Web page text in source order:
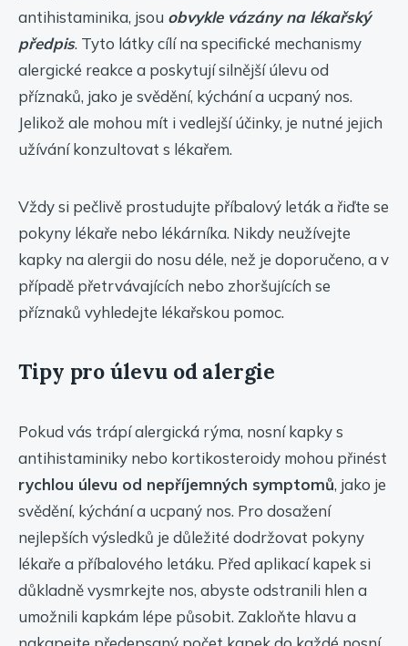
antihistaminika, jsou obvykle vázány na lékařský
předpis. Tyto látky cílí na specifické mechanismy
alergické reakce a poskytují silnější úlevu od
příznaků, jako je svědění, kýchání a ucpaný nos.
Jelikož ale mohou mít i vedlejší účinky, je nutné jejich
užívání konzultovat s lékařem.
Vždy si pečlivě prostudujte příbalový leták a řiďte se
pokyny lékaře nebo lékárníka. Nikdy neužívejte
kapky na alergii do nosu déle, než je doporučeno, a v
případě přetrvávajících nebo zhoršujících se
příznaků vyhledejte lékařskou pomoc.
Tipy pro úlevu od alergie
Pokud vás trápí alergická rýma, nosní kapky s
antihistaminiky nebo kortikosteroidy mohou přinést
rychlou úlevu od nepříjemných symptomů, jako je
svědění, kýchání a ucpaný nos. Pro dosažení
nejlepších výsledků je důležité dodržovat pokyny
lékaře a příbalového letáku. Před aplikací kapek si
důkladně vysmrkejte nos, abyste odstranili hlen a
umožnili kapkám lépe působit. Zakloňte hlavu a